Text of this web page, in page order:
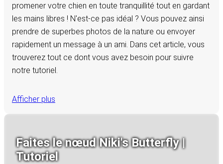
promener votre chien en toute tranquillité tout en gardant
les mains libres ! N'est-ce pas idéal ? Vous pouvez ainsi
prendre de superbes photos de la nature ou envoyer
rapidement un message à un ami. Dans cet article, vous
trouverez tout ce dont vous avez besoin pour suivre
notre tutoriel.
Afficher plus
Faites le nœud Niki's Butterfly |
Tutoriel